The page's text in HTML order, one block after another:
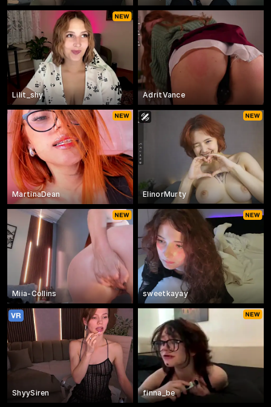
Lilit_shy AdritVance
MartinaDean ElinorMurty
Miia-Collins sweetkayay
ShyySiren finna_be